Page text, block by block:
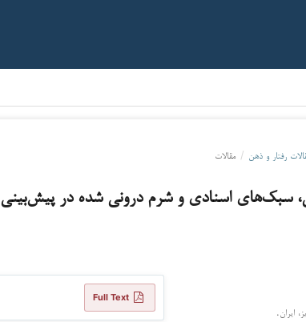
/ مقالات
سبک‌های اسنادی و شرم درونی شده در پیش‌بینی
ایران.
Full Text